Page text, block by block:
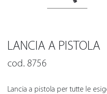
LANCIA A PISTOLA
cod. 8756
Lancia a pistola per tutte le